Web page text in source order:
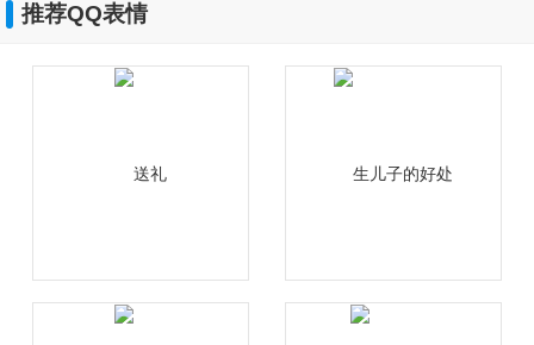
推荐QQ表情